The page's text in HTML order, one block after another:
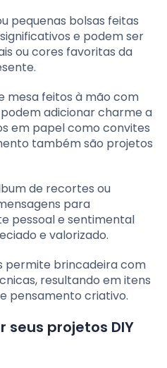
pequenas bolsas feitas
e podem ser
ou cores favoritas da
mesa feitos à mão com
adicionar charme a
em papel como convites
também são projetos
de recortes ou
para
pessoal e sentimental
e valorizado.
permite brincadeira com
resultando em itens
pensamento criativo.
projetos DIY